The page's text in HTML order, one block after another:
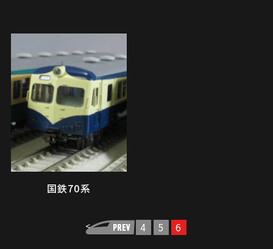
国鉄70系
< 4 5 6